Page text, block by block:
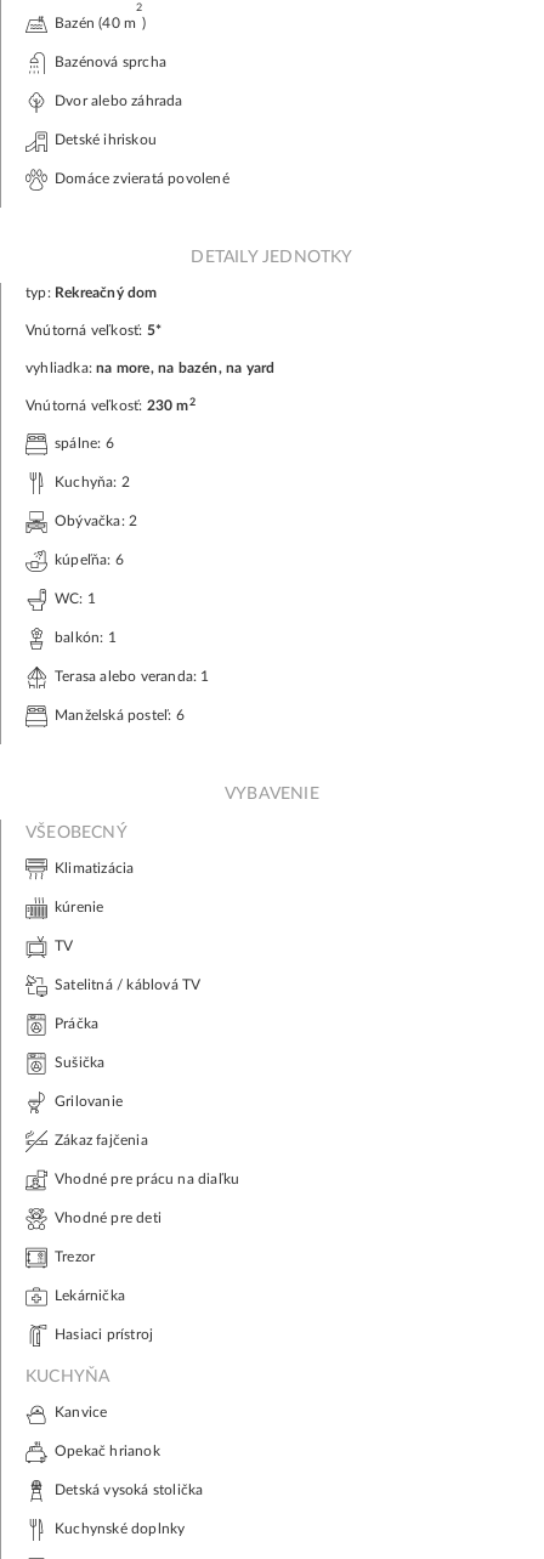
Bazén (40 m
2
)
Bazénová sprcha
Dvor alebo záhrada
Detské ihriskou
Domáce zvieratá povolené
DETAILY JEDNOTKY
typ: Rekreačný dom
Vnútorná veľkosť: 5*
vyhliadka: na more, na bazén, na yard
Vnútorná veľkosť: 230 m2
spálne: 6
Kuchyňa: 2
Obývačka: 2
kúpeľňa: 6
WC: 1
balkón: 1
Terasa alebo veranda: 1
Manželská posteľ: 6
VYBAVENIE
VŠEOBECNÝ
Klimatizácia
kúrenie
TV
Satelitná / káblová TV
Práčka
Sušička
Grilovanie
Zákaz fajčenia
Vhodné pre prácu na diaľku
Vhodné pre deti
Trezor
Lekárnička
Hasiaci prístroj
KUCHYŇA
Kanvice
Opekač hrianok
Detská vysoká stolička
Kuchynské doplnky